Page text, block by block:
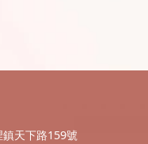
天下路159號